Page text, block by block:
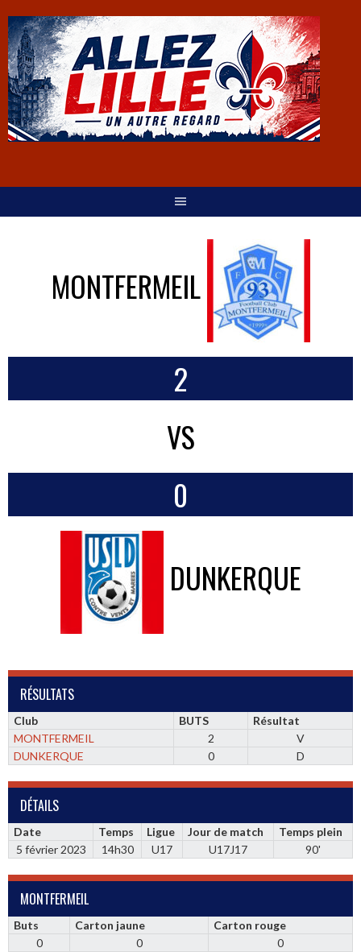
MONTFERMEIL
2
VS
0
DUNKERQUE
RÉSULTATS
Club BUTS
Résultat
MONTFERMEIL
2
V
DUNKERQUE
0 D
DÉTAILS
Date Temps Ligue Jour de match
Temps plein
5 février 2023
14h30 U17 U17J17 90'
MONTFERMEIL
Buts Carton jaune
Carton rouge
0
0 0